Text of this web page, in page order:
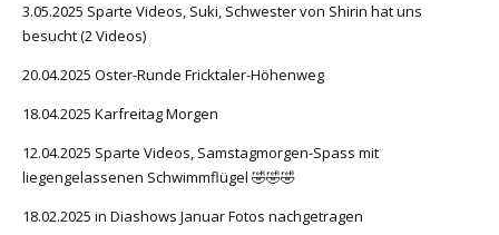
3.05.2025 Sparte Videos, Suki, Schwester von Shirin hat uns
besucht (2 Videos)
20.04.2025 Oster-Runde Fricktaler-Höhenweg
18.04.2025 Karfreitag Morgen
12.04.2025 Sparte Videos, Samstagmorgen-Spass mit
liegengelassenen Schwimmflügel 🤣🤣🤣
18.02.2025 in Diashows Januar Fotos nachgetragen